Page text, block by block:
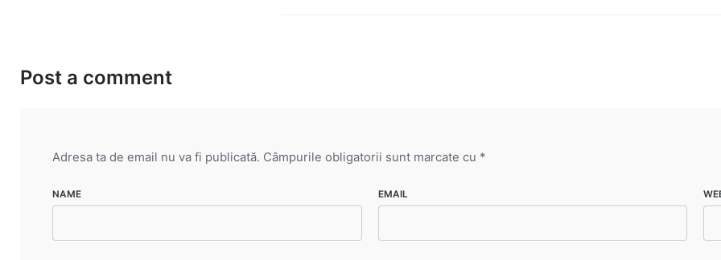
Post a comment
Adresa ta de email nu va fi publicată. Câmpurile obligatorii sunt marcate cu *
NAME EMAIL